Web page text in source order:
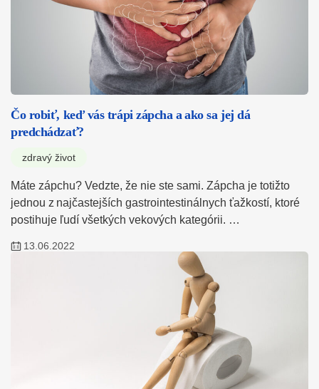
Čo robiť, keď vás trápi zápcha a ako sa jej dá
predchádzať?
zdravý život
Máte zápchu? Vedzte, že nie ste sami. Zápcha je totižto
jednou z najčastejších gastrointestinálnych ťažkostí, ktoré
postihuje ľudí všetkých vekových kategórii. …
13.06.2022